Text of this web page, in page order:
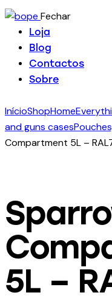
Fechar
Loja
Blog
Contactos
Sobre
InícioShopHome
and guns cases
Compartment 5L –
5L –